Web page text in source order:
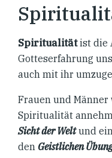
Spiritualitätist die
Gotteserfahrung
auch mit ihr
Frauen und
Spiritualität
Sicht der Weltund
den Geistlichen